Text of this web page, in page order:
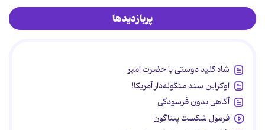
پربازدیدها
شاه کلید دوستی با حضرت امیر
اوکراین سند منگوله‌دار آمریکا!
آگاهی بدون فرسودگی
فرمول شکست پنتاگون